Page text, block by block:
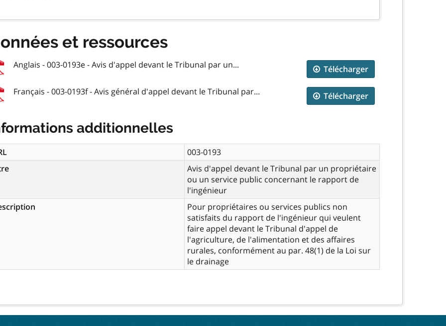
et ressources
Anglais - 003-0193e - Avis d'appel devant le Tribunal par un... Télécharger
Français - 003-0193f - Avis général d'appel devant le Tribunal par... Télécharger
additionnelles
003-0193
Avis d'appel devant le Tribunal par un propriétaire
ou un service public concernant le rapport de
l'ingénieur
Pour propriétaires ou services publics non
satisfaits du rapport de l'ingénieur qui veulent
faire appel devant le Tribunal d'appel de
l'agriculture, de l'alimentation et des affaires
rurales, conformément au par. 48(1) de la Loi sur
le drainage